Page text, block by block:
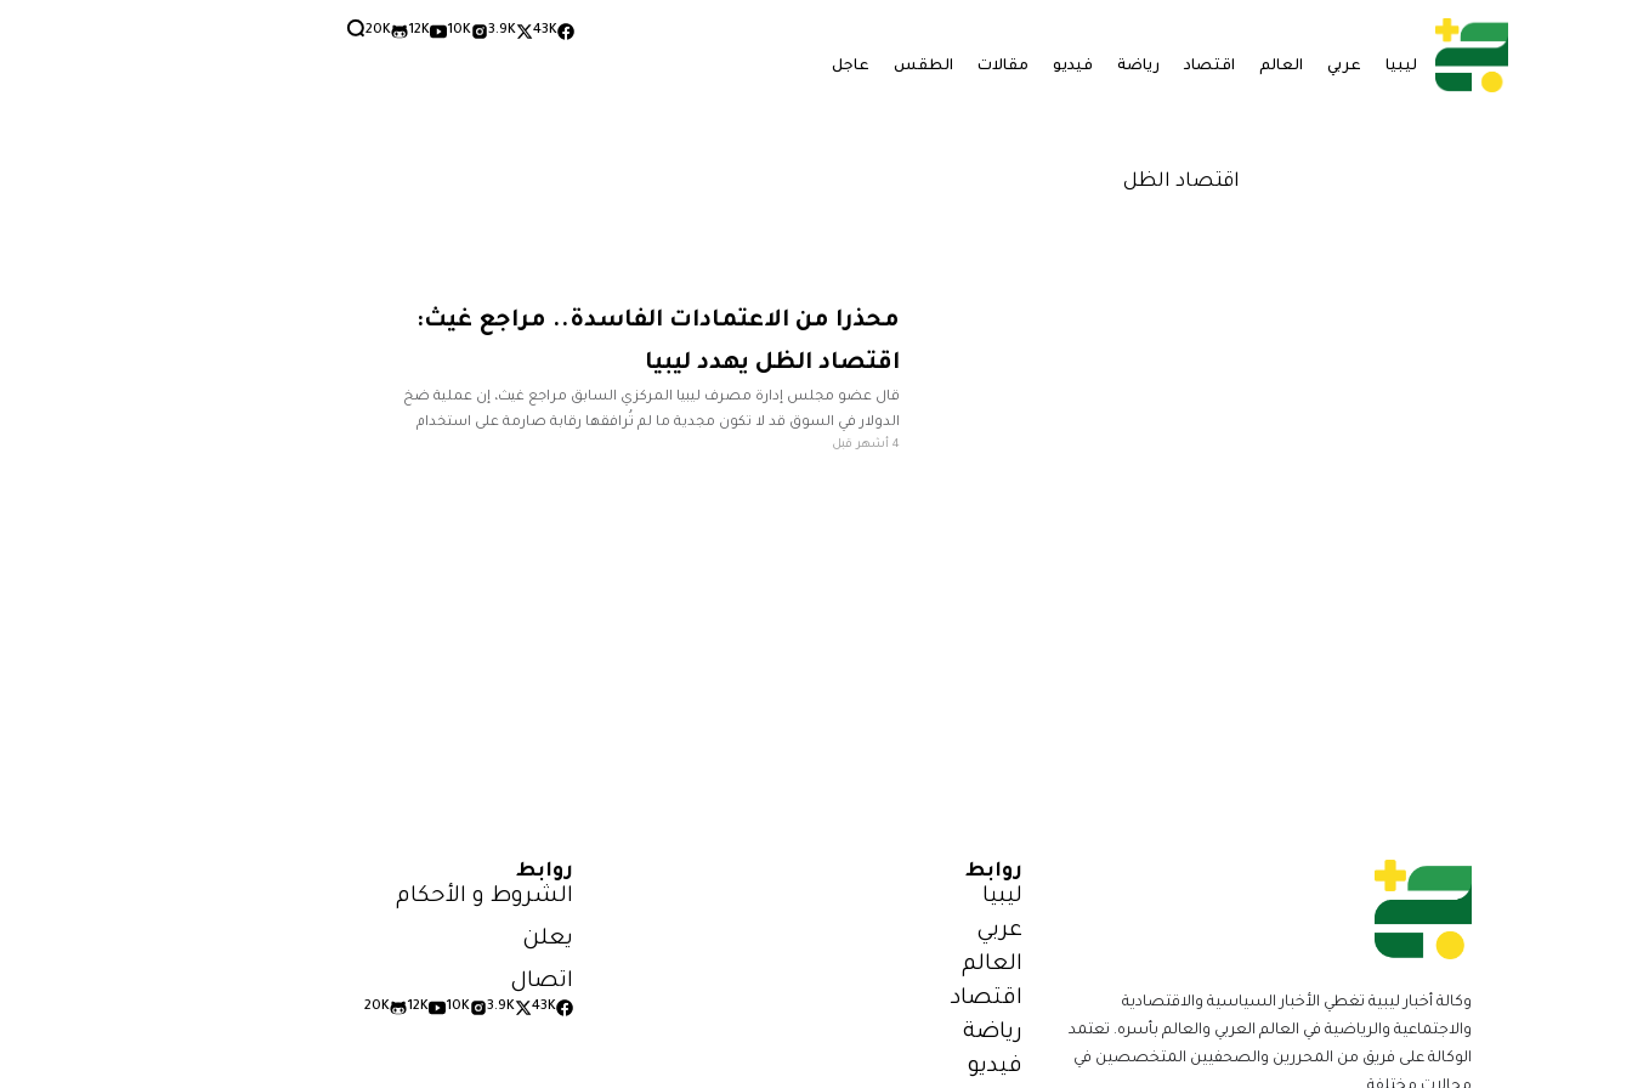
ليبيا عربي العالم اقتصاد رياضة فيديو مقالات الطقس عاجل
43K
3.9K
10K
12K
20K
اقتصاد الظل
محذرا من الاعتمادات الفاسدة.. مراجع غيث:
اقتصاد الظل يهدد ليبيا
قال عضو مجلس إدارة مصرف ليبيا المركزي السابق مراجع غيث، إن عملية ضخ
الدولار في السوق قد لا تكون مجدية ما لم تُرافقها رقابة صارمة على استخدام
الاعتمادات بهدف الحد
4 أشهر قبل
وكالة أخبار ليبية تغطي الأخبار السياسية والاقتصادية
والاجتماعية والرياضية في العالم العربي والعالم بأسره. تعتمد
الوكالة على فريق من المحررين والصحفيين المتخصصين في
روابط
ليبيا
عربي
العالم
اقتصاد
رياضة
فيديو
روابط
الشروط و الأحكام
يعلن
اتصال
43K
3.9K
10K
12K
20K